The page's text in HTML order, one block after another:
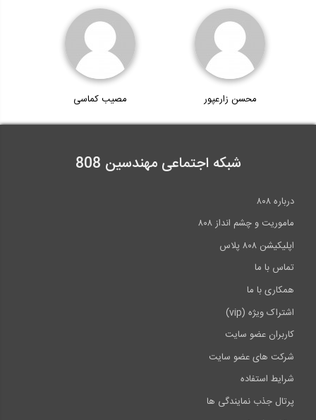
محسن زارعپور مصیب کماسی
شبکه اجتماعی مهندسین 808
درباره ۸۰۸
ماموریت و چشم انداز ۸۰۸
اپلیکیشن ۸۰۸ پلاس
تماس با ما
همکاری با ما
اشتراک ویژه (vip)
کاربران عضو سایت
شرکت های عضو سایت
شرایط استفاده
پرتال جذب نمایندگی ها